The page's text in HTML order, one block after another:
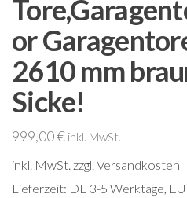
or
2610 mm
Sicke!
999,00€ inkl. MwSt.
inkl. MwSt. zzgl. Versandkosten
Lieferzeit: DE 3-5 Werktage,